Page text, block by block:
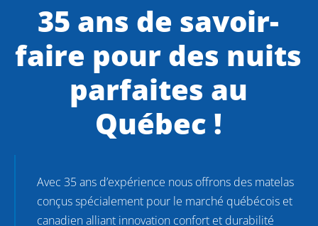
35 ans de savoir-
faire pour des nuits
parfaites au
Québec !
Avec 35 ans d’expérience nous offrons des matelas
conçus spécialement pour le marché québécois et
canadien alliant innovation confort et durabilité